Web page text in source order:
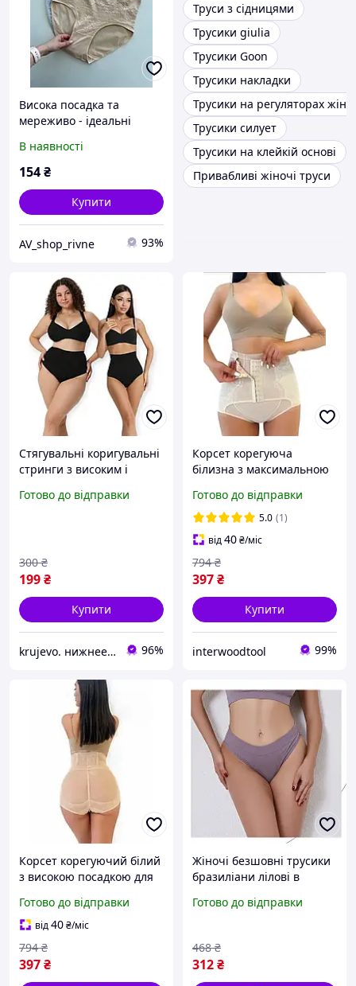
Висока посадка та
мереживо - ідеальні
В наявності
154₴
Купити
AV_shop_rivne 93%
Труси з сідницями
Трусики giulia
Трусики Goon
Трусики накладки
Трусики на регуляторах
Трусики силует
Трусики на клейкій основі
Привабливі жіночі труси
Стягувальні коригувальні
стринги з високим і
стяжка з ідеальною
Готово до відправки
199₴
300 ₴
Купити
krujevo. нижнее белье 96%
Корсет корегуюча
білизна з максимальною
фігури бежевий M високої
посадки
Готово до відправки
5.0 (1)
від40₴/міс
397₴
794 ₴
Купити
interwoodtool 99%
Корсет корегуючий білий
з високою посадкою для
максимальна утяжка M
Готово до відправки
від40₴/міс
397₴
794 ₴
Жіночі безшовні трусики
бразиліани лілові в
стилю повсякденного
Готово до відправки
312₴
468 ₴